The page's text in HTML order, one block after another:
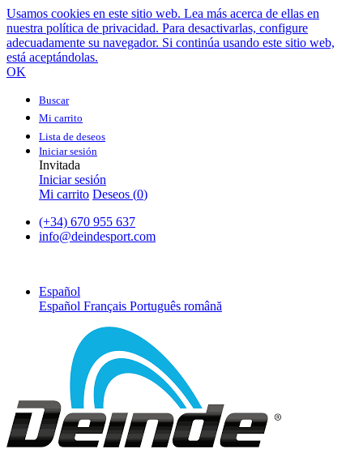
Usamos cookies en este sitio web. Lea más acerca de ellas en
nuestra política de privacidad. Para desactivarlas, configure
adecuadamente su navegador. Si continúa usando este sitio web,
está aceptándolas.
OK
Buscar
Mi carrito
Lista de deseos
Iniciar sesión
Invitada
Iniciar sesión
Mi carrito Deseos (0)
(+34) 670 955 637
info@deindesport.com
Español
Español Français Português română